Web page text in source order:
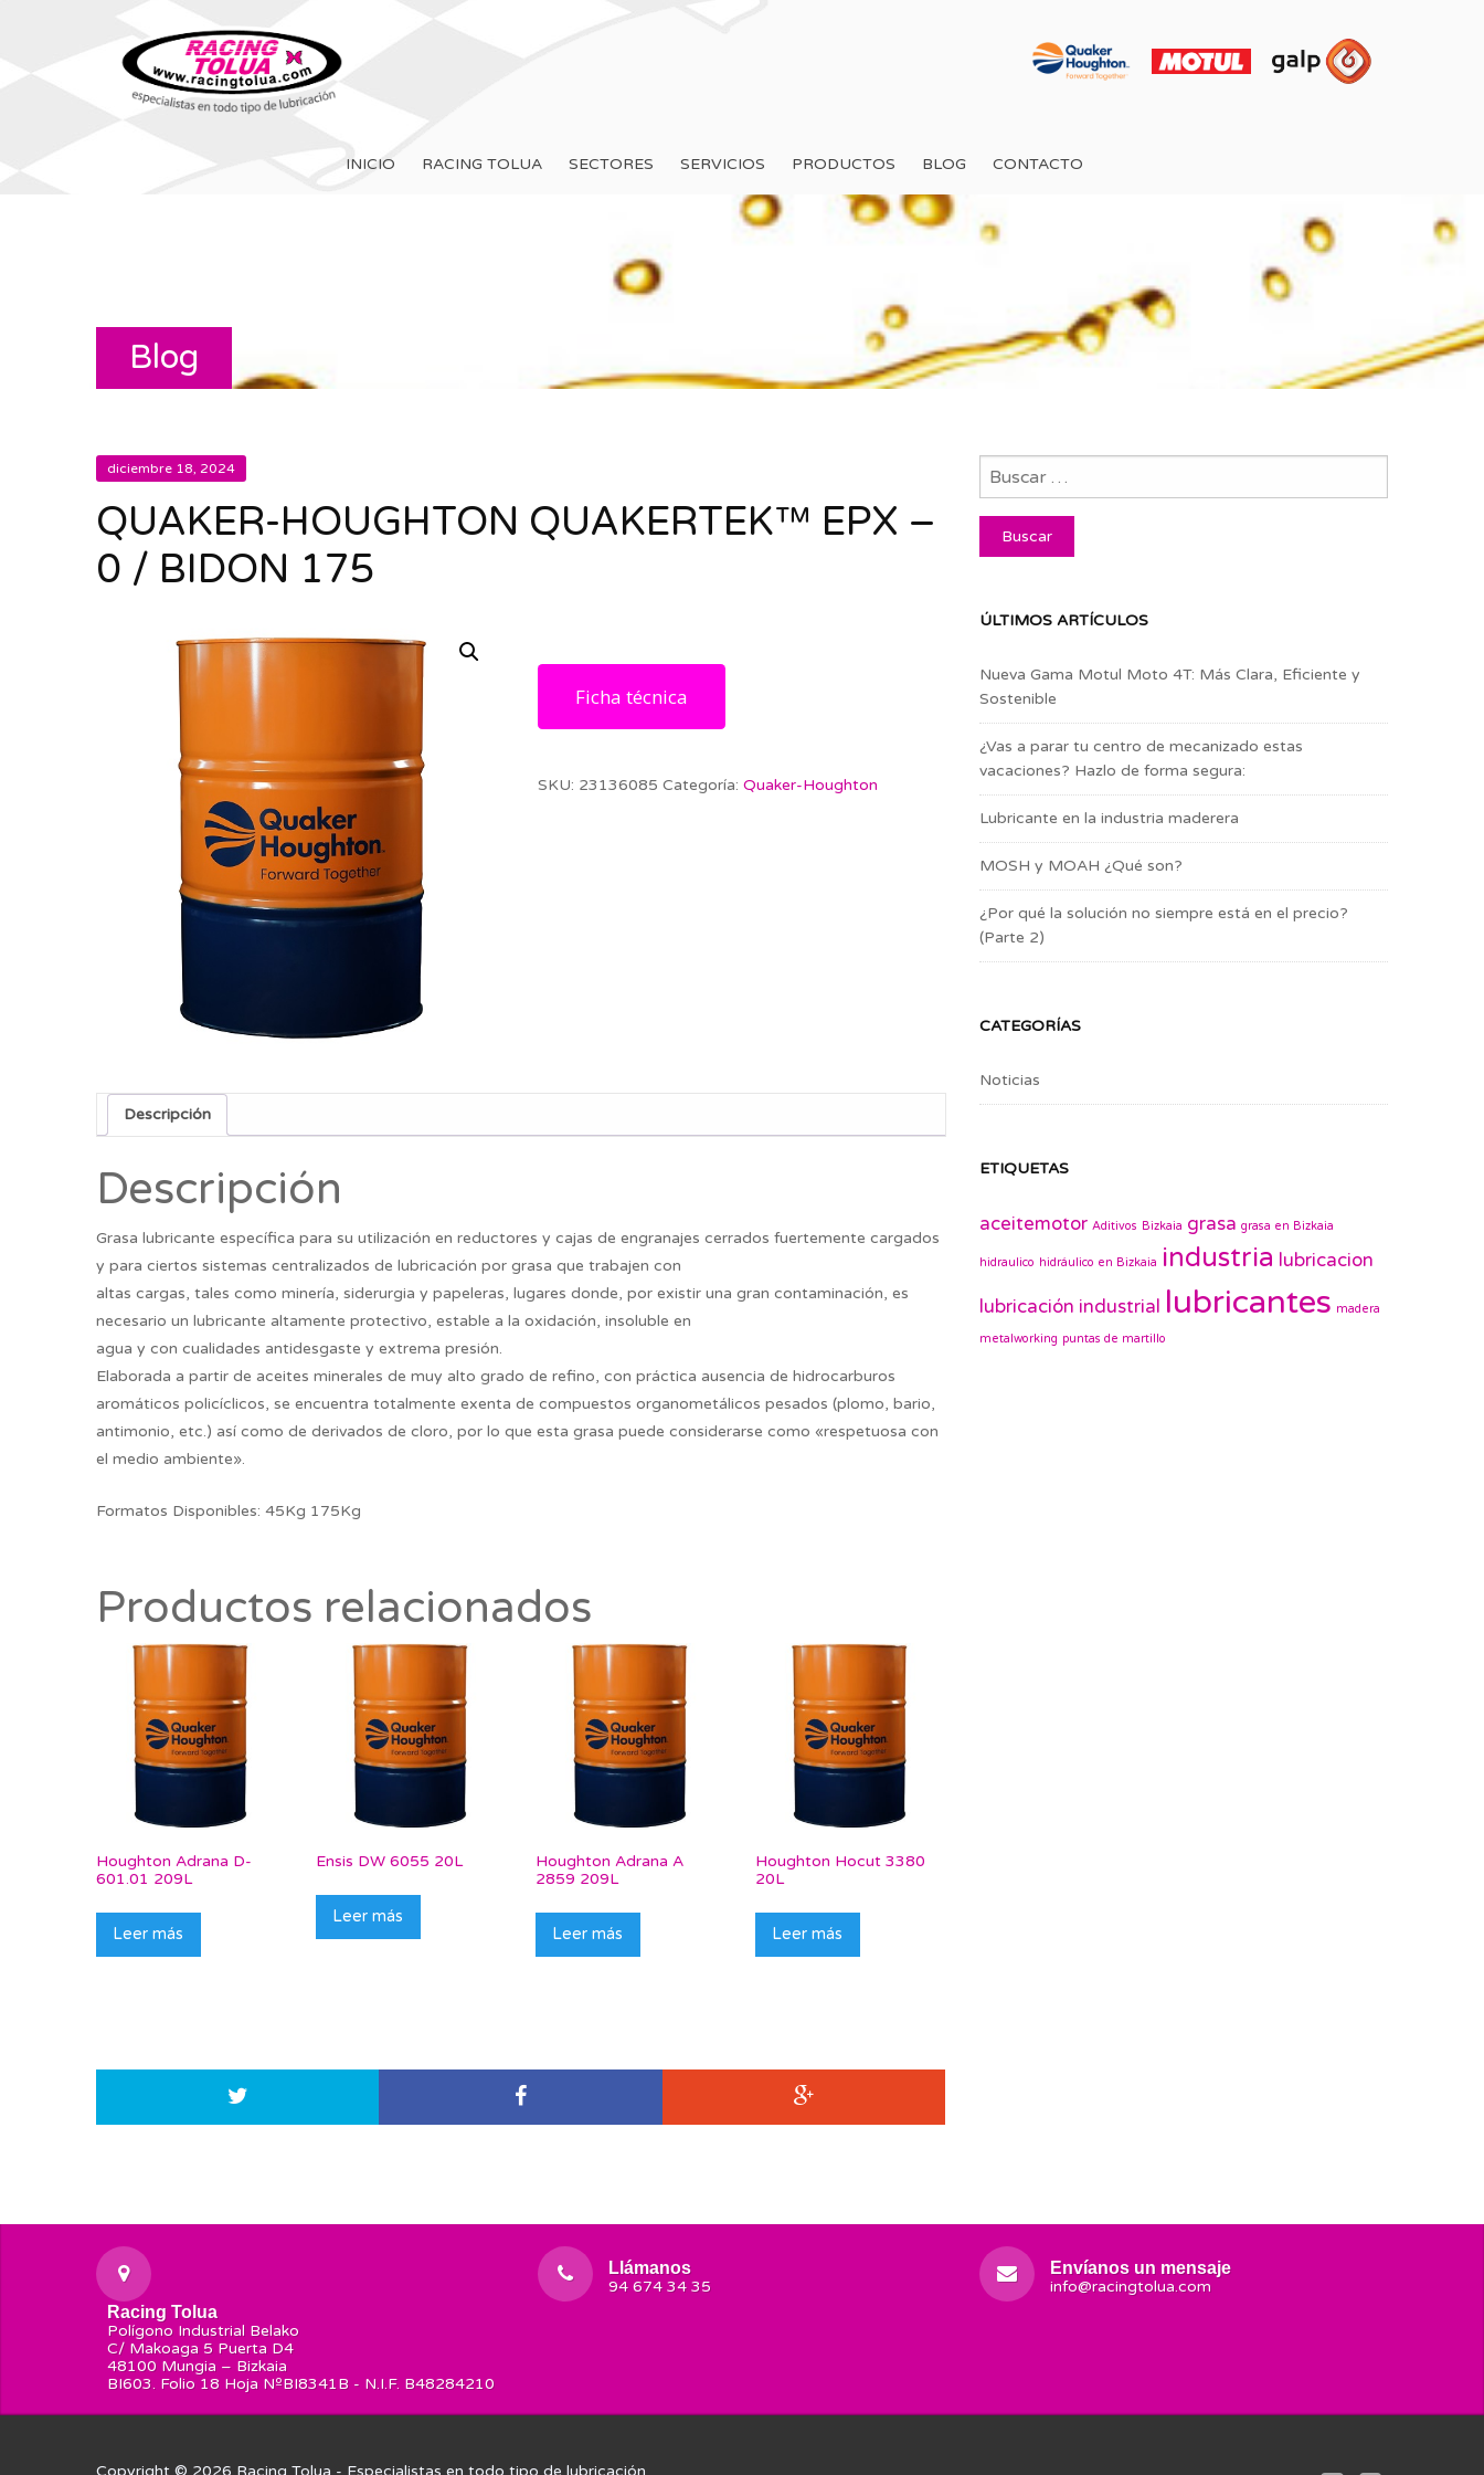
INICIO RACING TOLUA SECTORES SERVICIOS PRODUCTOS BLOG CONTACTO
Blog
diciembre 18, 2024
QUAKER-HOUGHTON QUAKERTEK™ EPX –
0 / BIDON 175
Ficha técnica
SKU: 23136085 Categoría:Quaker-Houghton
Descripción
Descripción
Grasa lubricante específica para su utilización en reductores y cajas de engranajes cerrados fuertemente cargados
y para ciertos sistemas centralizados de lubricación por grasa que trabajen con
altas cargas, tales como minería, siderurgia y papeleras, lugares donde, por existir una gran contaminación, es
necesario un lubricante altamente protectivo, estable a la oxidación, insoluble en
agua y con cualidades antidesgaste y extrema presión.
Elaborada a partir de aceites minerales de muy alto grado de refino, con práctica ausencia de hidrocarburos
aromáticos policíclicos, se encuentra totalmente exenta de compuestos organometálicos pesados (plomo, bario,
antimonio, etc.) así como de derivados de cloro, por lo que esta grasa puede considerarse como «respetuosa con
el medio ambiente».
Formatos Disponibles: 45Kg 175Kg
Productos relacionados
Houghton Adrana D-
601.01 209L
Leer más
Ensis DW 6055 20L
Leer más
Houghton Adrana A
2859 209L
Leer más
Houghton Hocut 3380
20L
Leer más
ÚLTIMOS ARTÍCULOS
Nueva Gama Motul Moto 4T: Más Clara, Eficiente y
Sostenible
¿Vas a parar tu centro de mecanizado estas
vacaciones? Hazlo de forma segura:
Lubricante en la industria maderera
MOSH y MOAH ¿Qué son?
¿Por qué la solución no siempre está en el precio?
(Parte 2)
CATEGORÍAS
Noticias
ETIQUETAS
aceitemotor Aditivos Bizkaia grasa grasa en Bizkaia
hidraulico hidráulico en Bizkaia industria lubricacion
lubricación industrial lubricantes madera
metalworking puntas de martillo
Racing Tolua
Polígono Industrial Belako
C/ Makoaga 5 Puerta D4
48100 Mungia – Bizkaia
BI603. Folio 18 Hoja NºBI8341B - N.I.F. B48284210
Llámanos
94 674 34 35
Envíanos un mensaje
info@racingtolua.com
Copyright © 2026 Racing Tolua - Especialistas en todo tipo de lubricación